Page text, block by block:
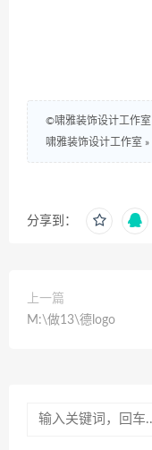
©啸雅装饰设计工作室
啸雅装饰设计工作室 »
分享到：
上一篇
M:\做13\德logo